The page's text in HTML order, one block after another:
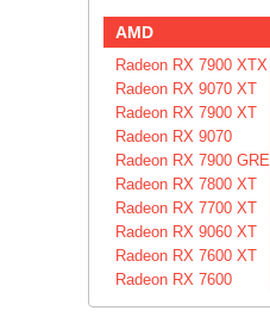
AMD
Radeon RX 7900 XTX
Radeon RX 9070 XT
Radeon RX 7900 XT
Radeon RX 9070
Radeon RX 7900 GRE
Radeon RX 7800 XT
Radeon RX 7700 XT
Radeon RX 9060 XT
Radeon RX 7600 XT
Radeon RX 7600